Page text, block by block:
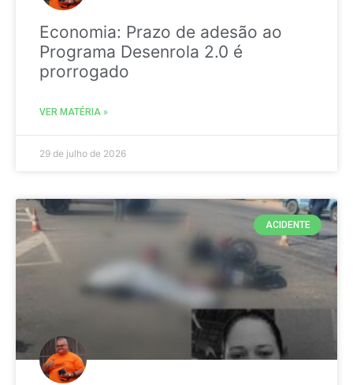
Economia: Prazo de adesão ao
Programa Desenrola 2.0 é
prorrogado
VER MATÉRIA »
29 de julho de 2026
ACIDENTE